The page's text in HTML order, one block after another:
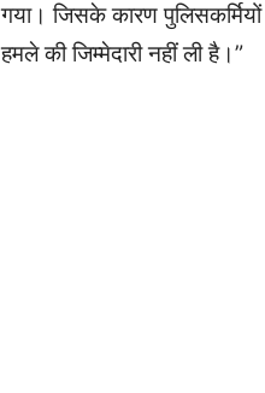
गया। जिसके कारण
हमले की जिम्मेदारी नहीं ली है।”